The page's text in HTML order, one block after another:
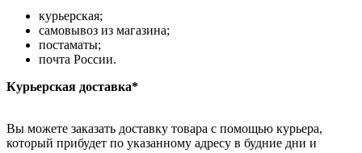
курьерская;
самовывоз из магазина;
постаматы;
почта России.
Курьерская доставка*
Вы можете заказать доставку товара с помощью курьера,
который прибудет по указанному адресу в будние дни и